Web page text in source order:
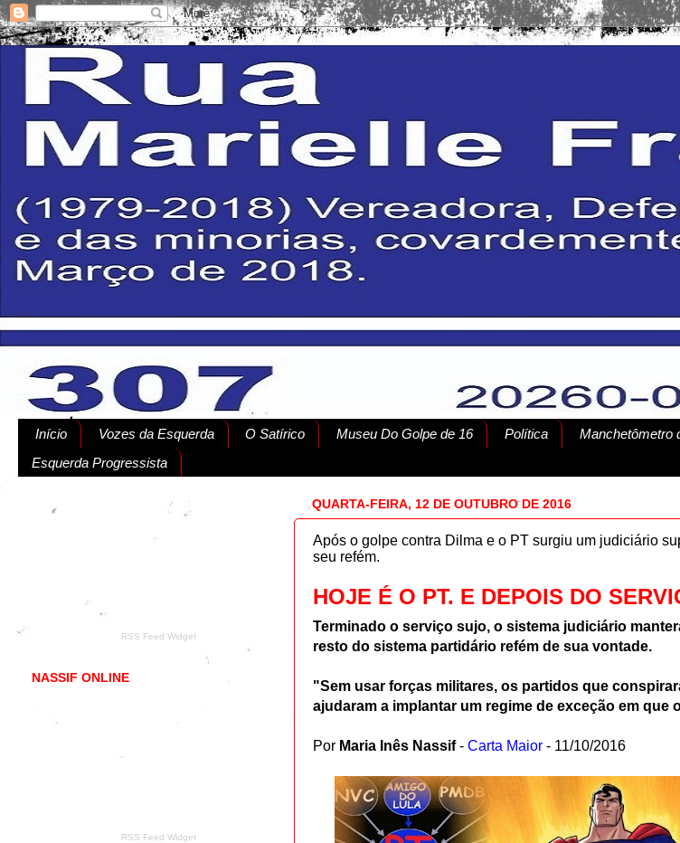
Início Vozes da Esquerda O Satírico Museu Do Golpe de 16 Política Manchetômetro
Esquerda Progressista
QUARTA-FEIRA, 12 DE OUTUBRO DE 2016
Após o golpe contra Dilma e o PT surgiu um judiciário
seu refém.
HOJE É O PT. E DEPOIS DO
Terminado o serviço sujo, o sistema judiciário
resto do sistema partidário refém de sua vontade.
"Sem usar forças militares, os partidos que
ajudaram a implantar um regime de exceção em que
Por Maria Inês Nassif- Carta Maior - 11/10/2016
RSS Feed Widget
NASSIF ONLINE
RSS Feed Widget